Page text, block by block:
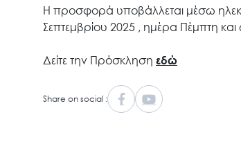
Η προσφορά υποβάλλεται μέσω
Σεπτεμβρίου 2025 , ημέρα Πέμπτη
Δείτε την Πρόσκληση εδώ
Share on social :